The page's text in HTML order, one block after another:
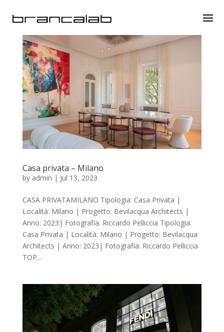
Casa privata – Milano
by admin | Jul 13, 2023
CASA PRIVATAMILANO Tipologia: Casa Privata |
Località: Milano | Progetto: Bevilacqua Architects |
Anno: 2023| Fotografia: Riccardo Pelliccia Tipologia:
Casa Privata | Località: Milano | Progetto: Bevilacqua
Architects | Anno: 2023| Fotografia: Riccardo Pelliccia
TOP...